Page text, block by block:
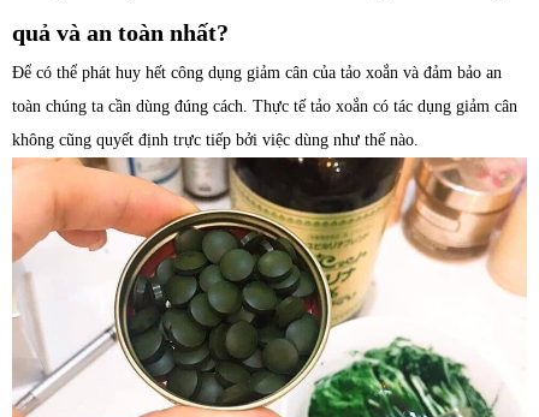
quả và an toàn nhất?
Để có thể phát huy hết công dụng giảm cân của tảo xoắn và đảm bảo an
toàn chúng ta cần dùng đúng cách. Thực tế tảo xoắn có tác dụng giảm cân
không cũng quyết định trực tiếp bởi việc dùng như thế nào.